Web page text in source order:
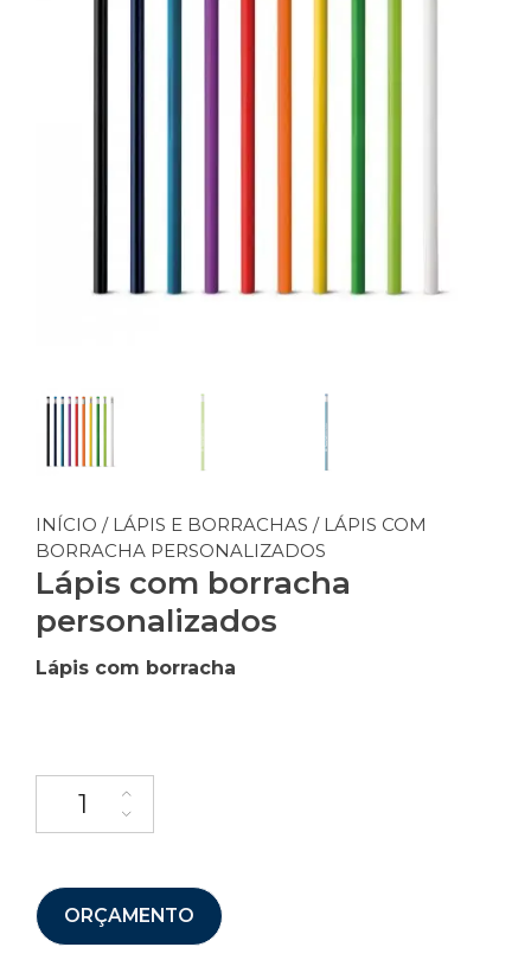
INÍCIO / LÁPIS E BORRACHAS / LÁPIS COM
BORRACHA PERSONALIZADOS
Lápis com borracha
personalizados
Lápis com borracha
ORÇAMENTO